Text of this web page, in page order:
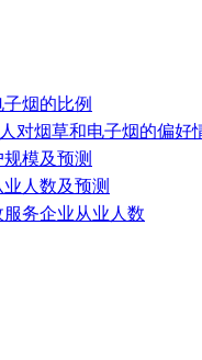
烟的比例
对烟草和电子烟的偏好
模及预测
人数及预测
服务企业从业人数